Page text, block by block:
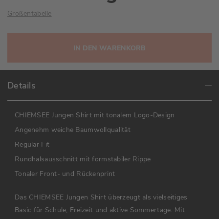
Größentabelle
IN DEN WARENKORB
Details
CHIEMSEE Jungen Shirt mit tonalem Logo-Design
Angenehm weiche Baumwollqualität
Regular Fit
Rundhalsausschnitt mit formstabiler Rippe
Tonaler Front- und Rückenprint
Das CHIEMSEE Jungen Shirt überzeugt als vielseitiges
Basic für Schule, Freizeit und aktive Sommertage. Mit